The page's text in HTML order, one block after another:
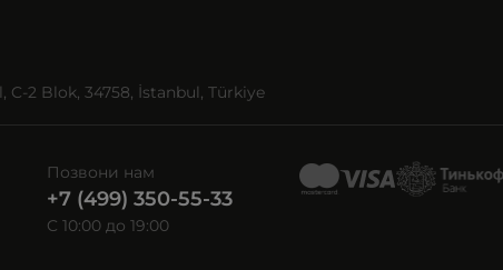
2 Blok, 34758, İstanbul, Türkiye
Позвони нам
+7 (499) 350-55-33
C 10:00 до 19:00